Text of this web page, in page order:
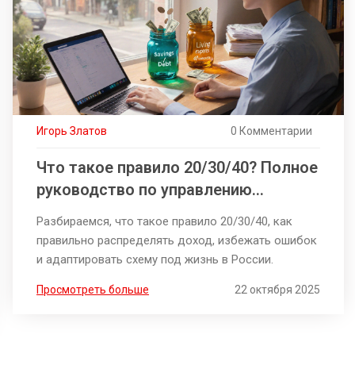
Игорь Златов 0 Комментарии
Что такое правило 20/30/40? Полное
руководство по управлению
личными финансами
Разбираемся, что такое правило 20/30/40, как
правильно распределять доход, избежать ошибок
и адаптировать схему под жизнь в России.
Просмотреть больше 22 октября 2025